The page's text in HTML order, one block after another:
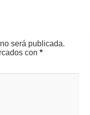
será publicada.
con*